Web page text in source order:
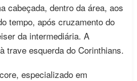
cabeçada, dentro da área, aos
tempo, após cruzamento do
da intermediária. A
trave esquerda do Corinthians.
especializado em